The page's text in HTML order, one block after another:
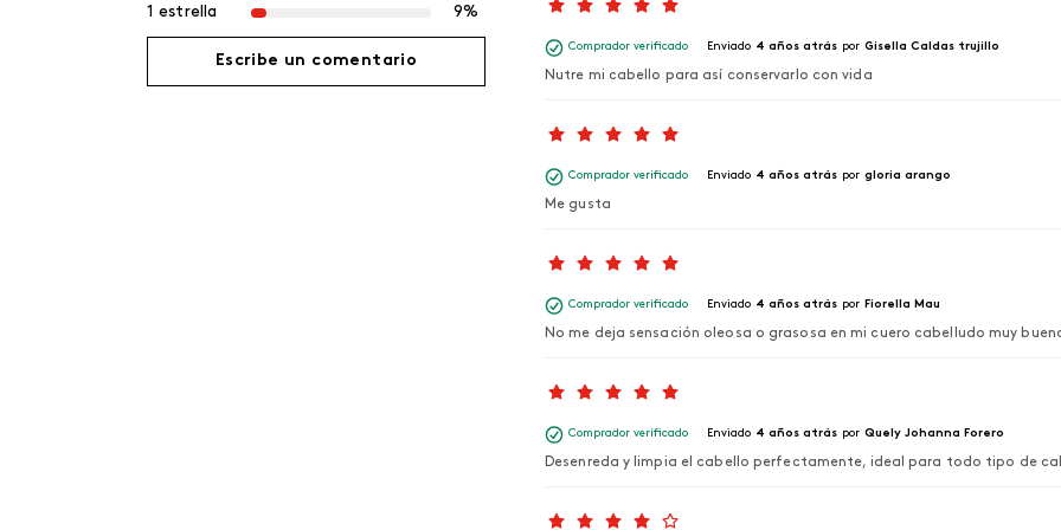
1 estrella
9%
Escribe un comentario
Comprador verificado Enviado 4 años atrás por Gisella Caldas trujillo
Nutre mi cabello para así conservarlo con vida
Comprador verificado Enviado 4 años atrás por gloria arango
Me gusta
Comprador verificado Enviado 4 años atrás por Fiorella Mau
No me deja sensación oleosa o grasosa en mi cuero cabelludo muy
Comprador verificado Enviado 4 años atrás por Quely Johanna Forero
Desenreda y limpia el cabello perfectamente, ideal para todo tipo de